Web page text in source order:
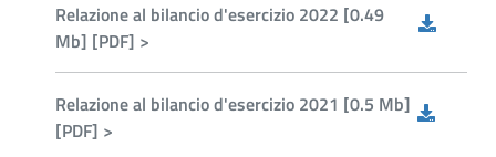
Relazione al bilancio d'esercizio 2022 [0.49
Mb] [PDF] >
Relazione al bilancio d'esercizio 2021 [0.5 Mb]
[PDF] >